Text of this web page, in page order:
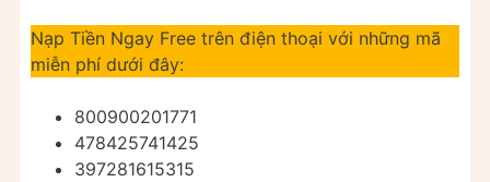
Nạp Tiền Ngay Free trên điện thoại với những mã
miễn phí dưới đây:
800900201771
478425741425
397281615315